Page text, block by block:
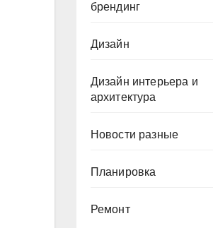
брендинг
Дизайн
Дизайн интерьера и
архитектура
Новости разные
Планировка
Ремонт